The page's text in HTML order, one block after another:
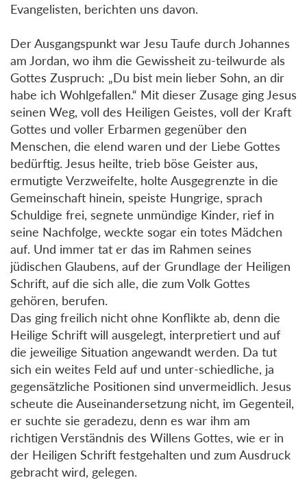
Evangelisten, berichten uns davon.
Der Ausgangspunkt war Jesu Taufe durch Johannes
am Jordan, wo ihm die Gewissheit zu-teilwurde als
Gottes Zuspruch: „Du bist mein lieber Sohn, an dir
habe ich Wohlgefallen.“ Mit dieser Zusage ging Jesus
seinen Weg, voll des Heiligen Geistes, voll der Kraft
Gottes und voller Erbarmen gegenüber den
Menschen, die elend waren und der Liebe Gottes
bedürftig. Jesus heilte, trieb böse Geister aus,
ermutigte Verzweifelte, holte Ausgegrenzte in die
Gemeinschaft hinein, speiste Hungrige, sprach
Schuldige frei, segnete unmündige Kinder, rief in
seine Nachfolge, weckte sogar ein totes Mädchen
auf. Und immer tat er das im Rahmen seines
jüdischen Glaubens, auf der Grundlage der Heiligen
Schrift, auf die sich alle, die zum Volk Gottes
gehören, berufen.
Das ging freilich nicht ohne Konflikte ab, denn die
Heilige Schrift will ausgelegt, interpretiert und auf
die jeweilige Situation angewandt werden. Da tut
sich ein weites Feld auf und unter-schiedliche, ja
gegensätzliche Positionen sind unvermeidlich. Jesus
scheute die Auseinandersetzung nicht, im Gegenteil,
er suchte sie geradezu, denn es war ihm am
richtigen Verständnis des Willens Gottes, wie er in
der Heiligen Schrift festgehalten und zum Ausdruck
gebracht wird, gelegen.